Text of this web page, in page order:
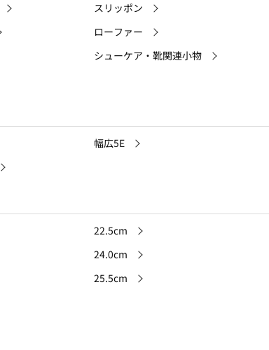
スリッポン
ローファー
シューケア・靴関連小物
幅広5E
22.5cm
24.0cm
25.5cm